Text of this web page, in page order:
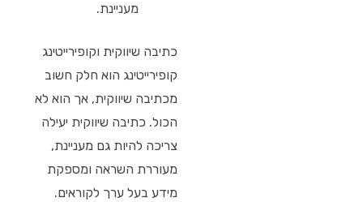
מעניינת.
כתיבה שיווקית וקופירייטינג
קופירייטינג הוא חלק חשוב
מכתיבה שיווקית, אך הוא לא
הכול. כתיבה שיווקית יעילה
צריכה להיות גם מעניינת,
מעוררת השראה ומספקת
מידע בעל ערך לקוראים.